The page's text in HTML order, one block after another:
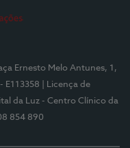
Ernesto Melo Antunes, 1,
E113358
| Licença de
da Luz - Centro Clínico da
854 890